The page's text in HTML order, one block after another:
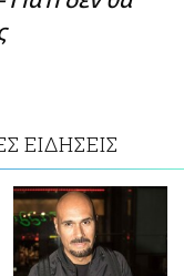
ΕΙΔΗΣΕΙΣ